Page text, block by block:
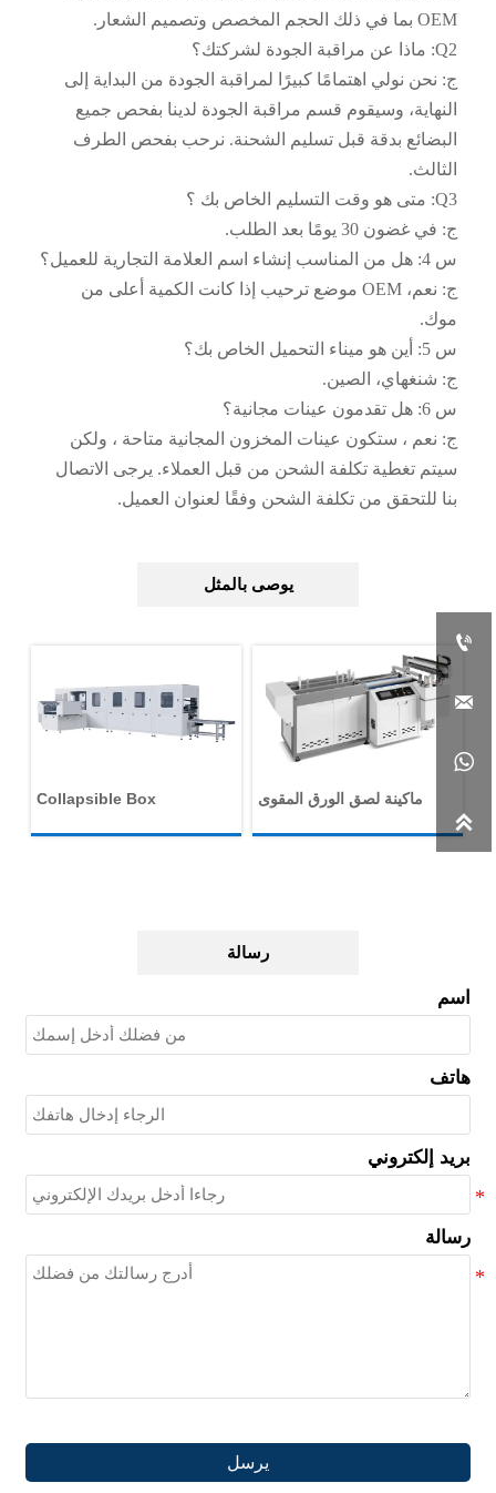
OEM بما في ذلك الحجم المخصص وتصميم الشعار.
Q2: ماذا عن مراقبة الجودة لشركتك؟
ج: نحن نولي اهتمامًا كبيرًا لمراقبة الجودة من البداية إلى
النهاية، وسيقوم قسم مراقبة الجودة لدينا بفحص جميع
البضائع بدقة قبل تسليم الشحنة. نرحب بفحص الطرف
الثالث.
Q3: متى هو وقت التسليم الخاص بك ؟
ج: في غضون 30 يومًا بعد الطلب.
س 4: هل من المناسب إنشاء اسم العلامة التجارية للعميل؟
ج: نعم، OEM موضع ترحيب إذا كانت الكمية أعلى من
موك.
س 5: أين هو ميناء التحميل الخاص بك؟
ج: شنغهاي، الصين.
س 6: هل تقدمون عينات مجانية؟
ج: نعم ، ستكون عينات المخزون المجانية متاحة ، ولكن
سيتم تغطية تكلفة الشحن من قبل العملاء. يرجى الاتصال
بنا للتحقق من تكلفة الشحن وفقًا لعنوان العميل.
يوصى بالمثل
Collapsible Box
ماكينة لصق الورق المقوى
رسالة
اسم
هاتف
بريد إلكتروني
رسالة
يرسل



